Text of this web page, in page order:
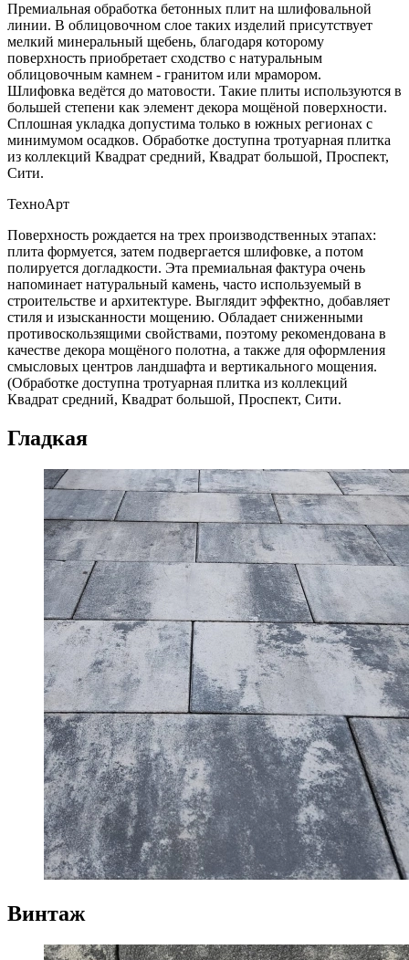
Премиальная обработка бетонных плит на шлифовальной
линии. В облицовочном слое таких изделий присутствует
мелкий минеральный щебень, благодаря которому
поверхность приобретает сходство с натуральным
облицовочным камнем - гранитом или мрамором.
Шлифовка ведётся до матовости. Такие плиты используются в
большей степени как элемент декора мощёной поверхности.
Сплошная укладка допустима только в южных регионах с
минимумом осадков. Обработке доступна тротуарная плитка
из коллекций Квадрат средний, Квадрат большой, Проспект,
Сити.
ТехноАрт
Поверхность рождается на трех производственных этапах:
плита формуется, затем подвергается шлифовке, а потом
полируется догладкости. Эта премиальная фактура очень
напоминает натуральный камень, часто используемый в
строительстве и архитектуре. Выглядит эффектно, добавляет
стиля и изысканности мощению. Обладает сниженными
противоскользящими свойствами, поэтому рекомендована в
качестве декора мощёного полотна, а также для оформления
смысловых центров ландшафта и вертикального мощения.
(Обработке доступна тротуарная плитка из коллекций
Квадрат средний, Квадрат большой, Проспект, Сити.
Гладкая
Винтаж